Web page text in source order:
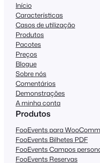
Início
Características
Casos de utilização
Produtos
Pacotes
Preços
Blogue
Sobre nós
Comentários
Demonstrações
A minha conta
Produtos
FooEvents para
FooEvents Bilhetes PDF
FooEvents Campos
FooEvents Reservas